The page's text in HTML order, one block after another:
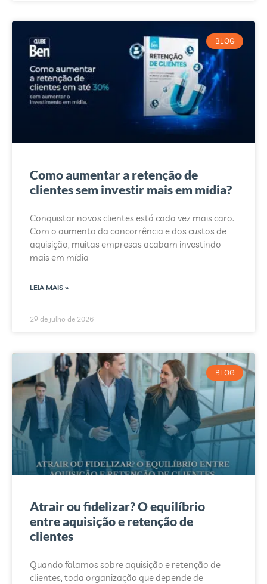
BLOG
Como aumentar a retenção de
clientes sem investir mais em mídia?
Conquistar novos clientes está cada vez mais caro.
Com o aumento da concorrência e dos custos de
aquisição, muitas empresas acabam investindo
mais em mídia
LEIA MAIS »
29 de julho de 2026
BLOG
Atrair ou fidelizar? O equilíbrio
entre aquisição e retenção de
clientes
Quando falamos sobre aquisição e retenção de
clientes, toda organização que depende de